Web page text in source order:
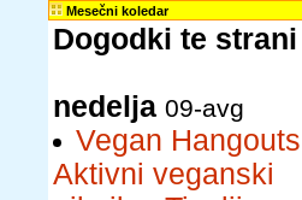
Mesečni koledar
Dogodki te strani
nedelja 09-avg
Vegan
Aktivni veganski